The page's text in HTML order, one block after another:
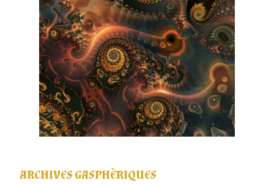
ARCHIVES GASPHÈRIQUES